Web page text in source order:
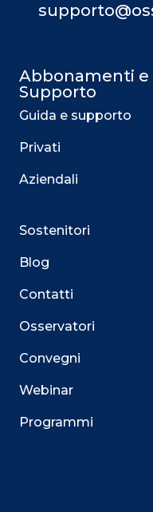
Abbonamenti e
Supporto
Guida e supporto
Privati
Aziendali
Sostenitori
Blog
Contatti
Osservatori
Convegni
Webinar
Programmi